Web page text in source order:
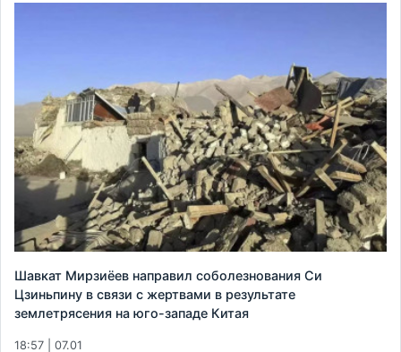
Шавкат Мирзиёев направил соболезнования Си
Цзиньпину в связи с жертвами в результате
землетрясения на юго-западе Китая
18:57 | 07.01